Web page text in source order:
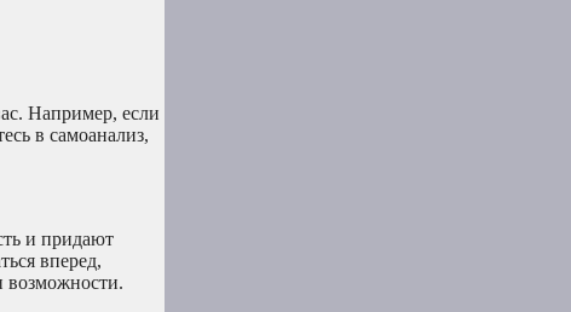
Например, если
в самоанализ,
и придают
вперед,
возможности.